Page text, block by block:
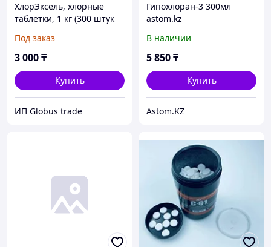
ХлорЭксель, хлорные
таблетки, 1 кг (300 штук
Professional
Под заказ
3 000₸
Купить
ИП Globus trade
Гипохлоран-3 300мл
astom.kz
В наличии
5 850₸
Купить
Astom.KZ